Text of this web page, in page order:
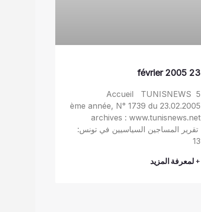
23 février 2005
Accueil TUNISNEWS 5
ème année, N° 1739 du 23.02.2005
archives : www.tunisnews.net
تقرير المساجين السياسيين في تونس:
13
+ لمعرفة المزيد